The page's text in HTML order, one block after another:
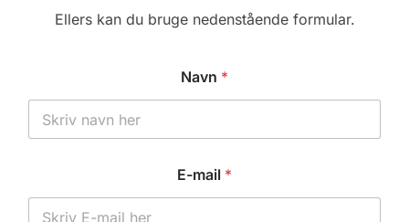
Ellers kan du bruge nedenstående formular.
Navn *
E-mail *